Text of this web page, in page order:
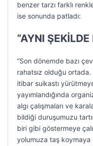
benzer tarzı farklı
ise sonunda patladı:
“AYNI
“Son dönemde bazı
rahatsız olduğu
itibar suikastı
yayımlandığında
algı çalışmaları ve
bildiği duruşumuzu
biri gibi göstermeye
yolumuza taş koymaya